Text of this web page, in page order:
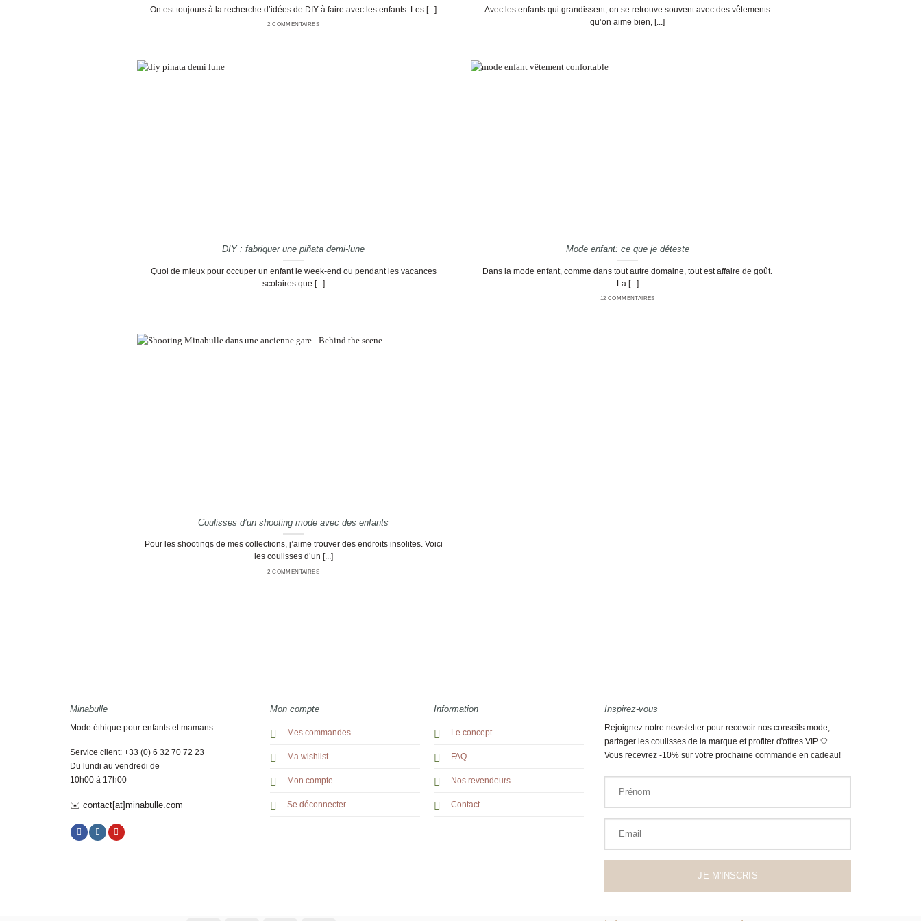
On est toujours à la recherche d’idées de DIY à faire avec les enfants. Les [...]
2 COMMENTAIRES
Avec les enfants qui grandissent, on se retrouve souvent avec des vêtements
qu’on aime bien, [...]
DIY : fabriquer une piñata demi-lune
Quoi de mieux pour occuper un enfant le week-end ou pendant les vacances
scolaires que [...]
Mode enfant: ce que je déteste
Dans la mode enfant, comme dans tout autre domaine, tout est affaire de goût.
La [...]
12 COMMENTAIRES
Coulisses d’un shooting mode avec des enfants
Pour les shootings de mes collections, j’aime trouver des endroits insolites. Voici
les coulisses d’un [...]
2 COMMENTAIRES
Minabulle
Mode éthique pour enfants et mamans.
Service client: +33 (0) 6 32 70 72 23
Du lundi au vendredi de
10h00 à 17h00
✉️ contact[at]minabulle.com
Mon compte
Mes commandes
Ma wishlist
Mon compte
Se déconnecter
Information
Le concept
FAQ
Nos revendeurs
Contact
Inspirez-vous
Rejoignez notre newsletter pour recevoir nos conseils mode,
partager les coulisses de la marque et profiter d'offres VIP 🤍
Vous recevrez -10% sur votre prochaine commande en cadeau!
Prénom
Email
JE M'INSCRIS